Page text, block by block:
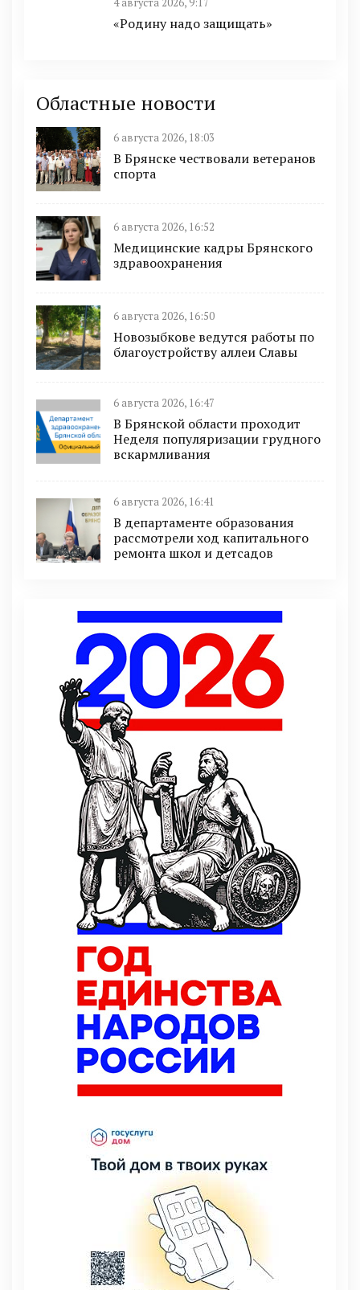
4 августа 2026, 9:17
«Родину надо защищать»
Областные новости
6 августа 2026, 18:03
В Брянске чествовали ветеранов
спорта
6 августа 2026, 16:52
Медицинские кадры Брянского
здравоохранения
6 августа 2026, 16:50
Новозыбкове ведутся работы по
благоустройству аллеи Славы
6 августа 2026, 16:47
В Брянской области проходит
Неделя популяризации грудного
вскармливания
6 августа 2026, 16:41
В департаменте образования
рассмотрели ход капитального
ремонта школ и детсадов